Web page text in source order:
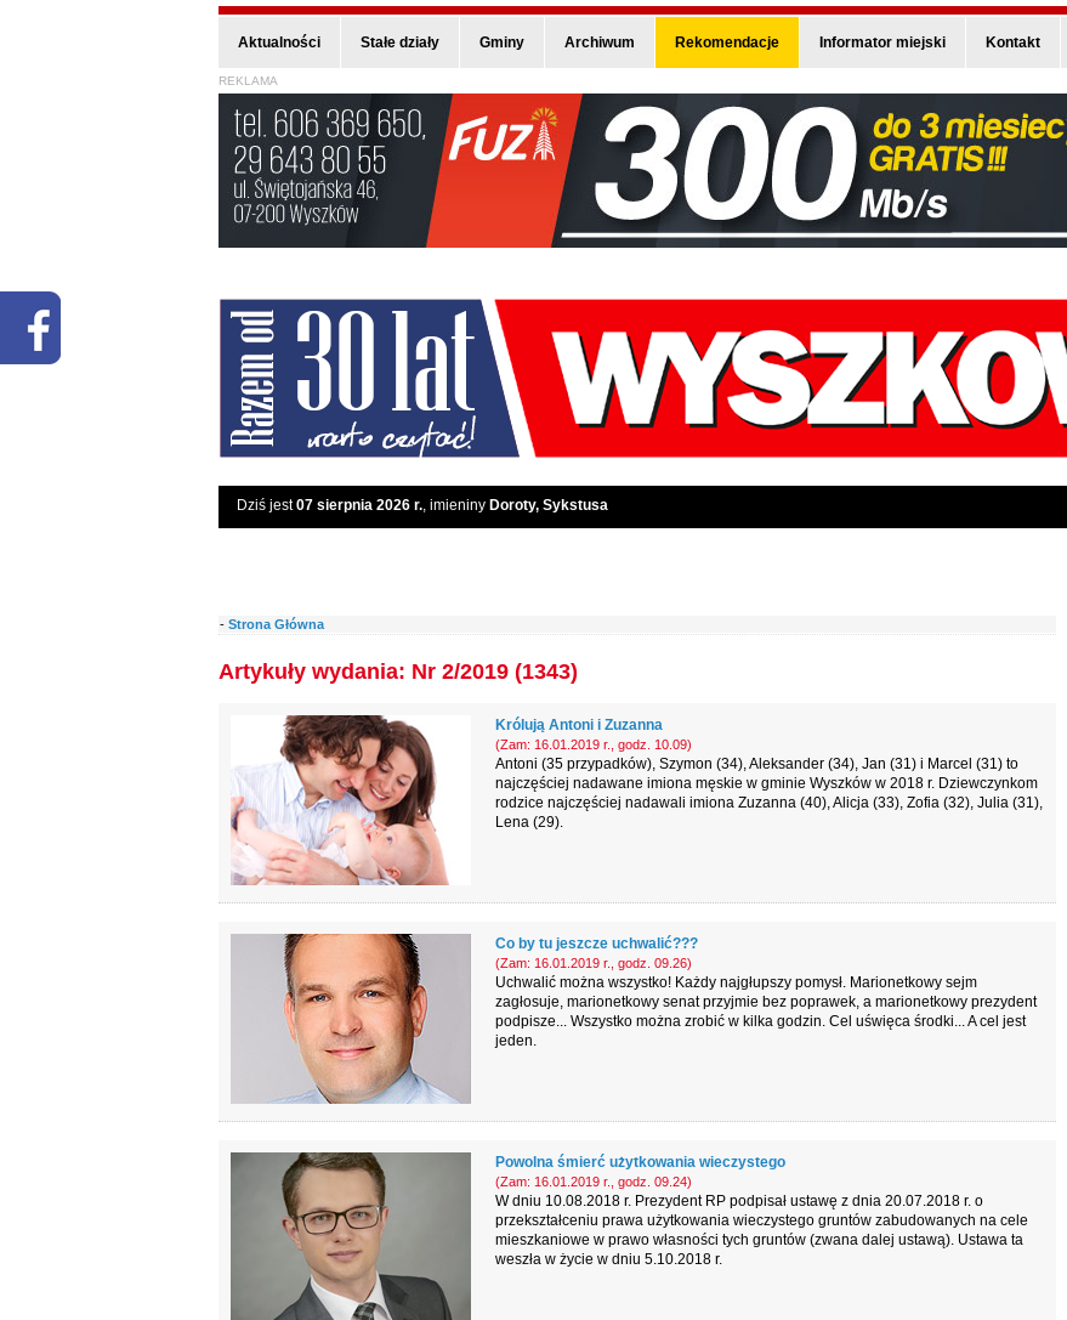
Aktualności Stałe działy Gminy Archiwum Rekomendacje Informator miejski Kontakt
REKLAMA
Dziś jest07 sierpnia 2026 r., imieniny Doroty, Sykstusa
- Strona Główna
Artykuły wydania: Nr 2/2019 (1343)
Królują Antoni i Zuzanna
(Zam: 16.01.2019 r., godz. 10.09)
Antoni (35 przypadków), Szymon (34), Aleksander (34), Jan (31) i Marcel (31) to
najczęściej nadawane imiona męskie w gminie Wyszków w 2018 r. Dziewczynkom
rodzice najczęściej nadawali imiona Zuzanna (40), Alicja (33), Zofia (32), Julia (31),
Lena (29).
Co by tu jeszcze uchwalić???
(Zam: 16.01.2019 r., godz. 09.26)
Uchwalić można wszystko! Każdy najgłupszy pomysł. Marionetkowy sejm
zagłosuje, marionetkowy senat przyjmie bez poprawek, a marionetkowy prezydent
podpisze... Wszystko można zrobić w kilka godzin. Cel uświęca środki... A cel jest
jeden.
Powolna śmierć użytkowania wieczystego
(Zam: 16.01.2019 r., godz. 09.24)
W dniu 10.08.2018 r. Prezydent RP podpisał ustawę z dnia 20.07.2018 r. o
przekształceniu prawa użytkowania wieczystego gruntów zabudowanych na cele
mieszkaniowe w prawo własności tych gruntów (zwana dalej ustawą). Ustawa ta
weszła w życie w dniu 5.10.2018 r.